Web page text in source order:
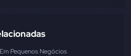
Pequenos Negócios